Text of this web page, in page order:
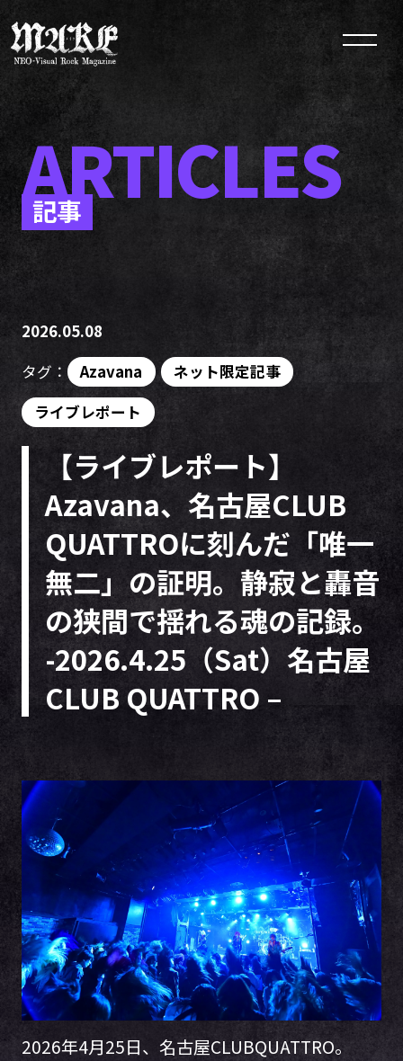
ARTICLES
記事
2026.05.08
タグ：
Azavana
ネット限定記事
ライブレポート
【ライブレポート】
Azavana、名古屋CLUB
QUATTROに刻んだ「唯一
無二」の証明。静寂と轟音
の狭間で揺れる魂の記録。
-2026.4.25（Sat）名古屋
CLUB QUATTRO –
2026年4月25日、名古屋CLUBQUATTRO。